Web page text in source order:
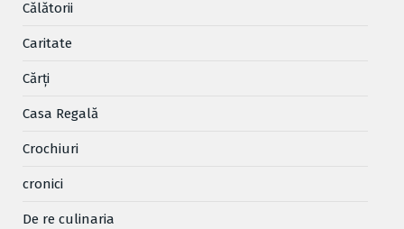
Cǎlǎtorii
Caritate
Cărţi
Casa Regală
Crochiuri
cronici
De re culinaria